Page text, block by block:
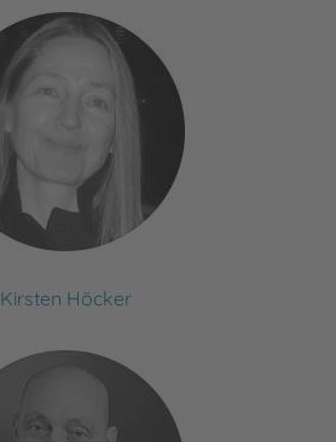
Kirsten Höcker